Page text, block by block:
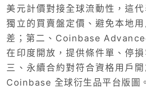
美元計價對接全球流動性，這
獨立的買賣盤定價、避免本地
差；第二、Coinbase
在印度開放，提供條件單、停
三、永續合約對符合資格用戶
Coinbase 全球衍生品平台版圖。